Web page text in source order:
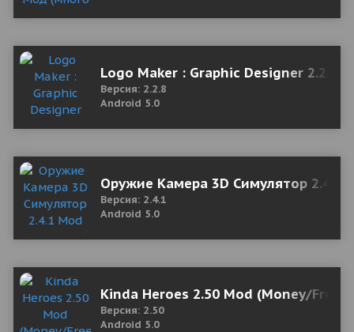
Logo Maker : Graphic Designer 2.2.8
Версия: 2.2.8
Android 5.0
Оружие Камера 3D Симулятор 2.4.1
Версия: 2.4.1
Android 5.0
Kinda Heroes 2.50 Mod (Money/Free
Версия: 2.50
Android 5.0